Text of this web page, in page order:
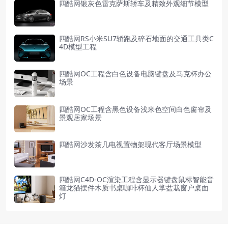
四酷网银灰色雷克萨斯轿车及精致外观细节模型
四酷网RS小米SU7轿跑及碎石地面的交通工具类C
4D模型工程
四酷网OC工程含白色设备电脑键盘及马克杯办公
场景
四酷网OC工程含黑色设备浅米色空间白色窗帘及
景观居家场景
四酷网沙发茶几电视置物架现代客厅场景模型
四酷网C4D-OC渲染工程含显示器键盘鼠标智能音
箱龙猫摆件木质书桌咖啡杯仙人掌盆栽窗户桌面
灯